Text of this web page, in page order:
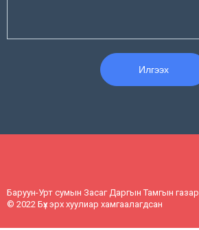
Илгээх
Баруун-Урт сумын Засаг Даргын Тамгын газар
© 2022 Бүх эрх хуулиар хамгаалагдсан